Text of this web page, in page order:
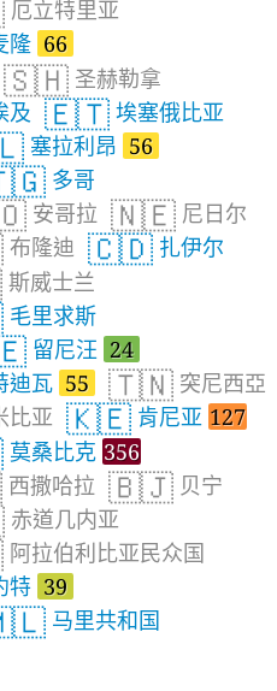
厄立特里亚
隆 66
🇸🇭 圣赫勒拿
及 🇪🇹 埃塞俄比亚
塞拉利昂 56
多哥
安哥拉 🇳🇪 尼日尔
布隆迪 🇨🇩 扎伊尔
斯威士兰
毛里求斯
留尼汪 24
迪瓦 55 🇹🇳 突尼西亞
比亚 🇰🇪 肯尼亚 127
莫桑比克 356
西撒哈拉 🇧🇯 贝宁
赤道几内亚
阿拉伯利比亚民众国
特 39
马里共和国